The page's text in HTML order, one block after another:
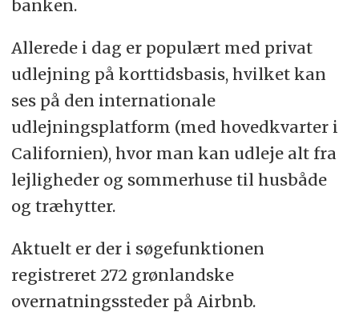
banken.
Allerede i dag er populært med privat
udlejning på korttidsbasis, hvilket kan
ses på den internationale
udlejningsplatform (med hovedkvarter i
Californien), hvor man kan udleje alt fra
lejligheder og sommerhuse til husbåde
og træhytter.
Aktuelt er der i søgefunktionen
registreret 272 grønlandske
overnatningssteder på Airbnb.